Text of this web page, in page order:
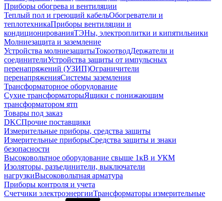
Приборы обогрева и вентиляции
Теплый пол и греющий кабельОбогреватели и
теплотехникаПриборы вентиляции и
кондиционированияТЭНы, электроплитки и кипятильники
Молниезащита и заземление
Устройства молниезащитыТокоотводДержатели и
соединителиУстройства защиты от импульсных
перенапряжений (УЗИП)Ограничители
перенапряженияСистемы заземления
Трансформаторное оборудование
Сухие трансформаторыЯщики с понижающим
трансформатором ятп
Товары под заказ
DKCПрочие поставщики
Измерительные приборы, средства защиты
Измерительные приборыСредства защиты и знаки
безопасности
Высоковольтное оборудование свыше 1кВ и УКМ
Изоляторы, разъединители, выключатели
нагрузкиВысоковольтная арматура
Приборы контроля и учета
Счетчики электроэнергииТрансформаторы измерительные